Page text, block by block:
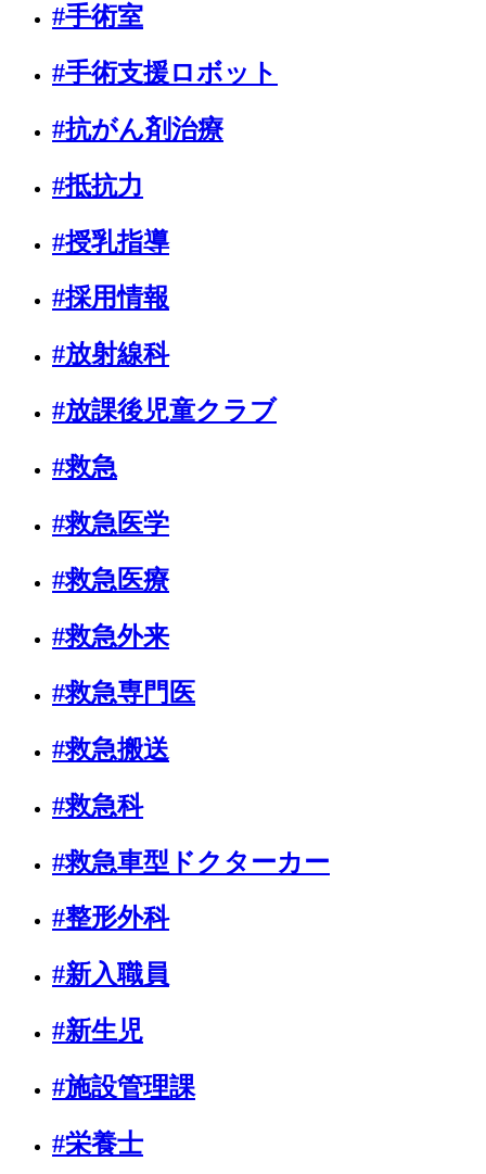
#手術室
#手術支援ロボット
#抗がん剤治療
#抵抗力
#授乳指導
#採用情報
#放射線科
#放課後児童クラブ
#救急
#救急医学
#救急医療
#救急外来
#救急専門医
#救急搬送
#救急科
#救急車型ドクターカー
#整形外科
#新入職員
#新生児
#施設管理課
#栄養士